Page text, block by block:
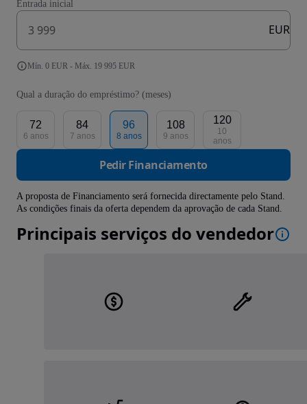
Entrada inicial
EUR
Mín. 0 EUR - Máx. 19 995 EUR
Qual a duração do empréstimo? (meses)
72
6 anos
84
7 anos
96
8 anos
108
9 anos
120
10
anos
Pedir Financiamento
A proposta de Financiamento será fornecida directamente pelo Stand.
As condições finais da oferta dependem da aprovação de cada Stand.
Principais serviços do vendedor